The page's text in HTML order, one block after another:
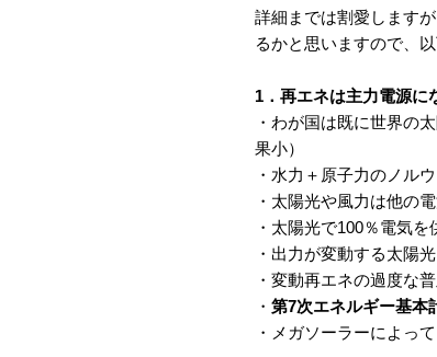
詳細までは割愛します
るかと思いますので、
1．再エネは主力電源に
・わが国は既に世界の
果小）
・水力＋原子力のノル
・太陽光や風力は他の
・太陽光で100％電気
・出力が変動する太陽
・変動再エネの過度な
・ 第7次エネルギー基本
・メガソーラーによっ